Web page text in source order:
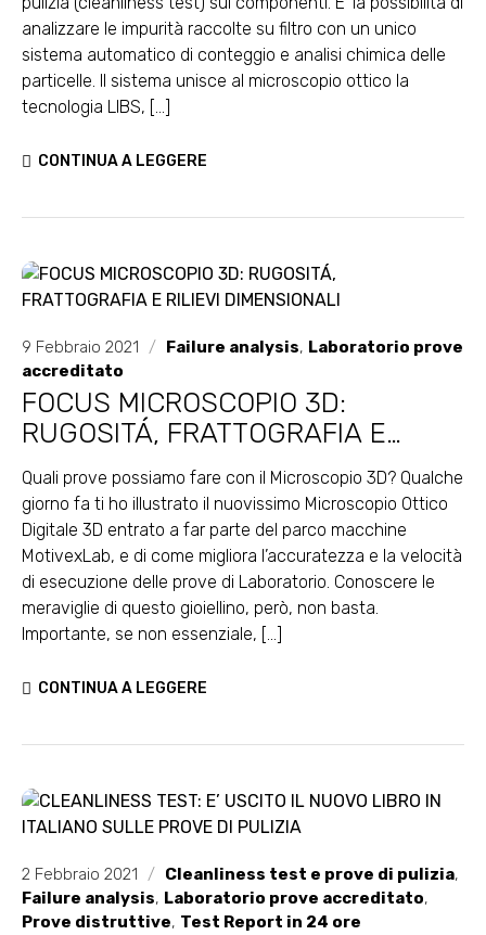
analizzare le impurità raccolte su filtro con un unico
sistema automatico di conteggio e analisi chimica delle
particelle. Il sistema unisce al microscopio ottico la
tecnologia LIBS, [...]
CONTINUA A LEGGERE
9 Febbraio 2021 / Failure analysis, Laboratorio prove
accreditato
FOCUS MICROSCOPIO 3D:
RUGOSITÁ, FRATTOGRAFIA E
RILIEVI DIMENSIONALI
Quali prove possiamo fare con il Microscopio 3D? Qualche
giorno fa ti ho illustrato il nuovissimo Microscopio Ottico
Digitale 3D entrato a far parte del parco macchine
MotivexLab, e di come migliora l’accuratezza e la velocità
di esecuzione delle prove di Laboratorio. Conoscere le
meraviglie di questo gioiellino, però, non basta.
Importante, se non essenziale, [...]
CONTINUA A LEGGERE
2 Febbraio 2021 / Cleanliness test e prove di pulizia,
Failure analysis, Laboratorio prove accreditato,
Prove distruttive, Test Report in 24 ore